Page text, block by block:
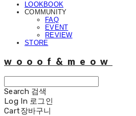
LOOKBOOK
COMMUNITY
FAQ
EVENT
REVIEW
STORE
wooof&meow
Search 검색
Log In 로그인
Cart장바구니